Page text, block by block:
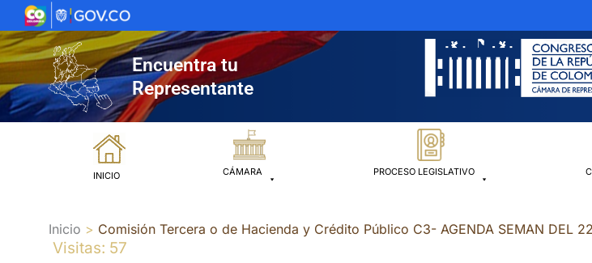
al
contenido
Encuentra tu
Representante
INICIO CÁMARA PROCESO LEGISLATIVO
Inicio Comisión Tercera o de Hacienda y Crédito Público C3- AGENDA SEMAN DEL
Visitas: 57